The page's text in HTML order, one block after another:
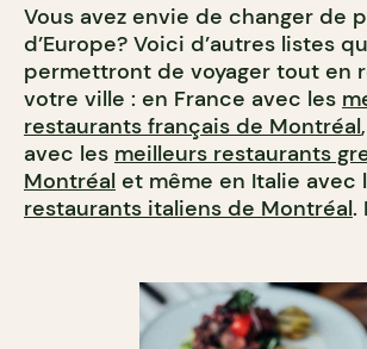
Vous avez envie de changer de
d’Europe? Voici d’autres listes
permettront de voyager tout en
votre ville : en France avec les
restaurants français de Montréal
avec les meilleurs restaurants
Montréal et même en Italie avec
restaurants italiens de Montréal.